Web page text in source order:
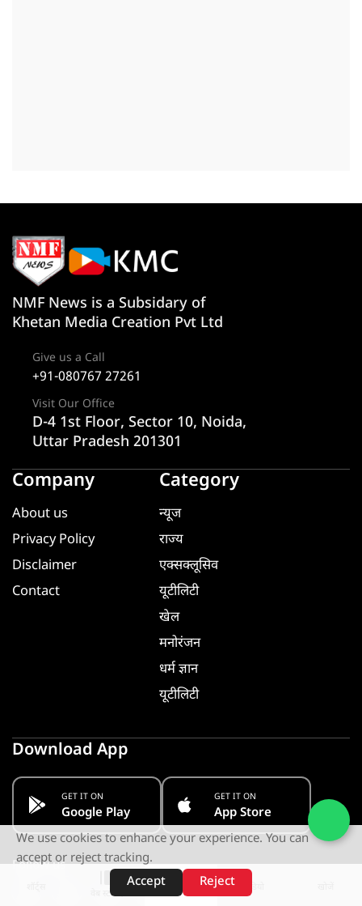
वेब स्टोरीज़
NMF News is a Subsidary of
Khetan Media Creation Pvt Ltd
Give us a Call
+91-080767 27261
Visit Our Office
D-4 1st Floor, Sector 10, Noida,
Uttar Pradesh 201301
Company
About us
Privacy Policy
Disclaimer
Contact
Category
न्यूज
राज्य
एक्सक्लूसिव
यूटीलिटी
खेल
मनोरंजन
धर्म ज्ञान
यूटीलिटी
Download App
GET IT ON
Google Play
GET IT ON
App Store
Follow us
We use cookies to enhance your experience. You can
accept or reject tracking.
Accept
Reject